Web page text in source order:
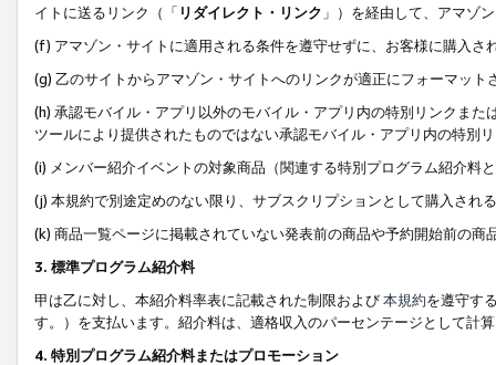
イトに送るリンク（「 リダイレクト・リンク 」）を経由して、アマゾ
(f) アマゾン・サイトに適用される条件を遵守せずに、お客様に購入さ
(g) 乙のサイトからアマゾン・サイトへのリンクが適正にフォーマッ
(h) 承認モバイル・アプリ以外のモバイル・アプリ内の特別リンクま
ツールにより提供されたものではない承認モバイル・アプリ内の特別
(i) メンバー紹介イベントの対象商品（関連する特別プログラム紹介料
(j) 本規約で別途定めのない限り、サブスクリプションとして購入され
(k) 商品一覧ページに掲載されていない発表前の商品や予約開始前の商
3. 標準プログラム紹介料
甲は乙に対し、本紹介料率表に記載された制限および本規約を遵守す
す。）を支払います。紹介料は、適格収入のパーセンテージとして計
4. 特別プログラム紹介料またはプロモーション